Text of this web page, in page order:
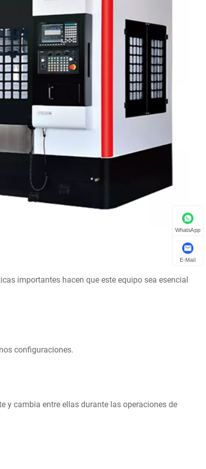
importantes hacen que este equipo sea esencial
configuraciones.
y cambia entre ellas durante las operaciones de
WhatsApp
E-Mail